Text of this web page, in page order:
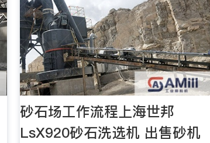
砂石场工作流程上海世邦
LsX920砂石洗选机 出售砂机